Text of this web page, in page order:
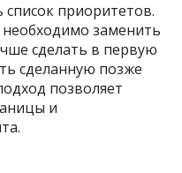
список приоритетов.
заменить
сделать в первую
сделанную позже
позволяет
и